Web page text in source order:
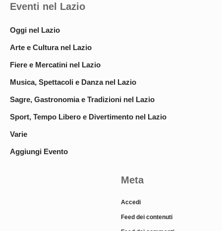
Eventi nel Lazio
Oggi nel Lazio
Arte e Cultura nel Lazio
Fiere e Mercatini nel Lazio
Musica, Spettacoli e Danza nel Lazio
Sagre, Gastronomia e Tradizioni nel Lazio
Sport, Tempo Libero e Divertimento nel Lazio
Varie
Aggiungi Evento
Meta
Accedi
Feed dei contenuti